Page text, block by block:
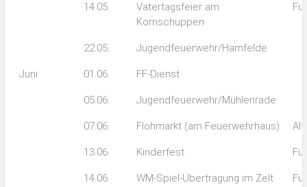
14.05.
Vatertagsfeier am
Kornschuppen
22.05. Jugendfeuerwehr/Hamfelde
Juni 01.06. FF-Dienst
05.06. Jugendfeuerwehr/Mühlenrade
07.06. Flohmarkt (am Feuerwehrhaus) Alt
13.06. Kinderfest
14.06. WM-Spiel-Übertragung im Zelt